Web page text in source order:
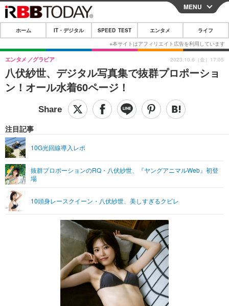
CLOSE
ホーム
IT・デジタル
IT・デジタルTOP スマートフォン
ショッピング その他
SPEED TEST
エンタメTOP 映画・ドラマ
ショッピング その他
ライフTOP
リリース一覧
プッシュ通知の停止方法
MENU
ホーム IT・デジタル SPEED TEST エンタメ ライフ
八伏紗世、デジタル写真集で抜群プロポーショ
ン！オール水着60ページ！
エンタメ グラビア
注目記事
10G光回線導入レポ
抜群プロポーションのRQ・八伏紗世、『ヤングアニマルWeb』初登
場
10頭身レースクイーン・八伏紗世、美しすぎるクビレ
2023.10.6（金）17:05